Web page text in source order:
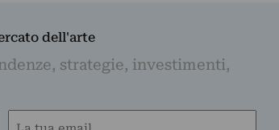
dell'arte
strategie, investimenti,
Email